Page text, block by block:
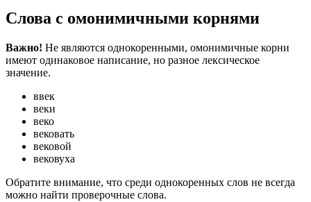
Слова с омонимичными корнями
Важно! Не являются однокоренными, омонимичные корни
имеют одинаковое написание, но разное лексическое
значение.
ввек
веки
веко
вековать
вековой
вековуха
Обратите внимание, что среди однокоренных слов не всегда
можно найти проверочные слова.